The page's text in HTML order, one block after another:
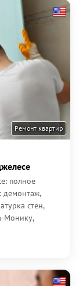
Ремонт квартир
полное
демонтаж,
стен,
Монику,